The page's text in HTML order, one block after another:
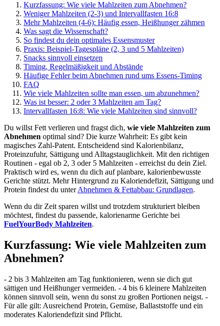
Kurzfassung: Wie viele Mahlzeiten zum Abnehmen?
Weniger Mahlzeiten (2-3) und Intervallfasten 16:8
Mehr Mahlzeiten (4-6): Häufig essen, Heißhunger zähmen
Was sagt die Wissenschaft?
So findest du dein optimales Essensmuster
Praxis: Beispiel-Tagespläne (2, 3 und 5 Mahlzeiten)
Snacks sinnvoll einsetzen
Timing, Regelmäßigkeit und Abstände
Häufige Fehler beim Abnehmen rund ums Essens-Timing
FAQ
Wie viele Mahlzeiten sollte man essen, um abzunehmen?
Was ist besser: 2 oder 3 Mahlzeiten am Tag?
Intervallfasten 16:8: Wie viele Mahlzeiten sind sinnvoll?
Du willst Fett verlieren und fragst dich, wie viele Mahlzeiten zum
Abnehmen optimal sind? Die kurze Wahrheit: Es gibt kein
magisches Zahl-Patent. Entscheidend sind Kalorienbilanz,
Proteinzufuhr, Sättigung und Alltagstauglichkeit. Mit den richtigen
Routinen - egal ob 2, 3 oder 5 Mahlzeiten - erreichst du dein Ziel.
Praktisch wird es, wenn du dich auf planbare, kalorienbewusste
Gerichte stützt. Mehr Hintergrund zu Kaloriendefizit, Sättigung und
Protein findest du unterAbnehmen & Fettabbau: Grundlagen.
Wenn du dir Zeit sparen willst und trotzdem strukturiert bleiben
möchtest, findest du passende, kalorienarme Gerichte bei
FuelYourBody Mahlzeiten.
Kurzfassung: Wie viele Mahlzeiten zum
Abnehmen?
- 2 bis 3 Mahlzeiten am Tag funktionieren, wenn sie dich gut
sättigen und Heißhunger vermeiden. - 4 bis 6 kleinere Mahlzeiten
können sinnvoll sein, wenn du sonst zu großen Portionen neigst. -
Für alle gilt: Ausreichend Protein, Gemüse, Ballaststoffe und ein
moderates Kaloriendefizit sind Pflicht.